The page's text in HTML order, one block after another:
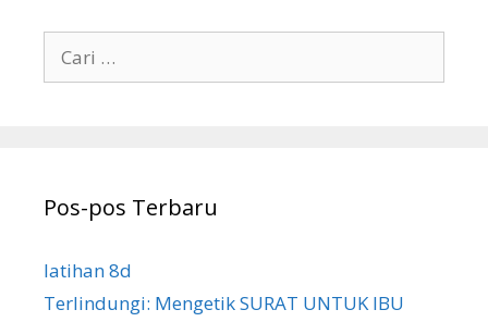
untuk:
Pos-pos Terbaru
latihan 8d
Terlindungi: Mengetik SURAT UNTUK IBU